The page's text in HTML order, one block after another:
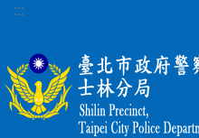
跳到主要內容區塊
:::